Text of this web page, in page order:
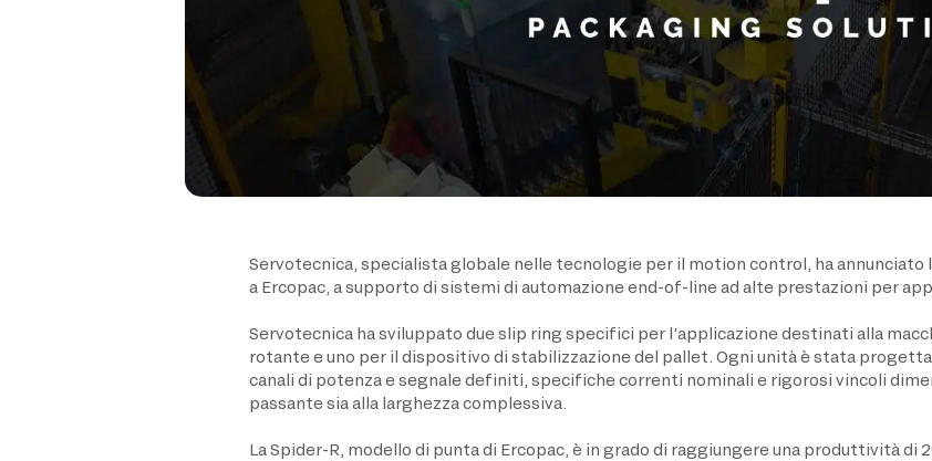
Servotecnica, specialista globale nelle tecnologie per il motion control, ha
a Ercopac, a supporto di sistemi di automazione end-of-line ad alte prestazioni per
Servotecnica ha sviluppato due slip ring specifici per l’applicazione destinati alla
rotante e uno per il dispositivo di stabilizzazione del pallet. Ogni unità è stata
canali di potenza e segnale definiti, specifiche correnti nominali e rigorosi vincoli
passante sia alla larghezza complessiva.
La Spider-R, modello di punta di Ercopac, è in grado di raggiungere una produttività di